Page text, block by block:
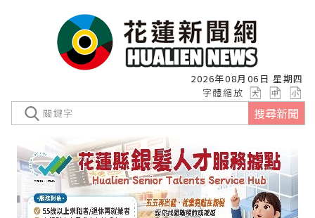
2026年08月06日 星期四
字體縮放
搜尋新聞